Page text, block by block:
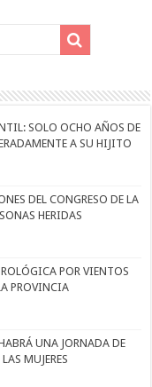
SOLO OCHO AÑOS DE
A SU HIJITO
DEL CONGRESO DE LA
HERIDAS
POR VIENTOS
PROVINCIA
UNA JORNADA DE
MUJERES